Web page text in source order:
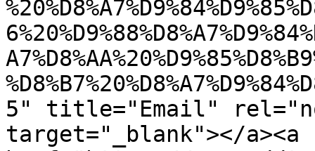
5" title="Email"
target="_blank"></a><a